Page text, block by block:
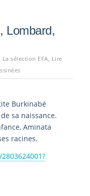
Lombard,
La sélection EFA, Lire
Burkinabé
sa naissance.
Aminata
racines.